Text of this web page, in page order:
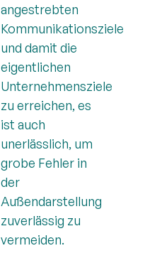
angestrebten
Kommunikationsziele
und damit die
eigentlichen
Unternehmensziele
zu erreichen, es
ist auch
unerlässlich, um
grobe Fehler in
der
Außendarstellung
zuverlässig zu
vermeiden.